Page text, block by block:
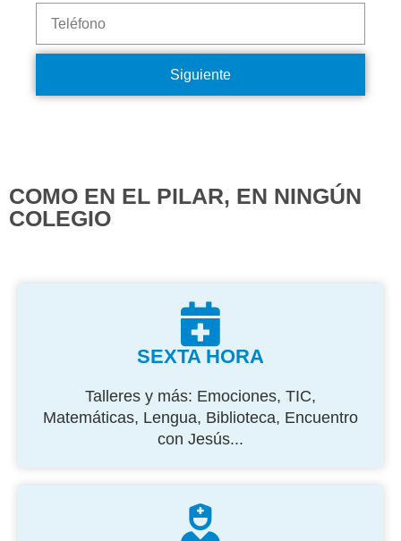
Siguiente
COMO EN EL PILAR, EN NINGÚN
COLEGIO
SEXTA HORA
Talleres y más: Emociones, TIC,
Matemáticas, Lengua, Biblioteca, Encuentro
con Jesús...